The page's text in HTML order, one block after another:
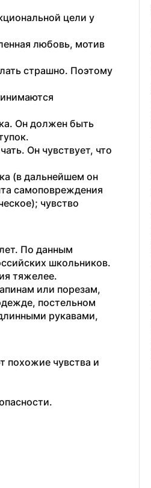
цели у
любовь, мотив
страшно. Поэтому
Он должен быть
Он чувствует, что
(в дальнейшем он
самоповреждения
чувство
По данным
школьников.
тяжелее.
или порезам,
постельном
рукавами,
похожие чувства и